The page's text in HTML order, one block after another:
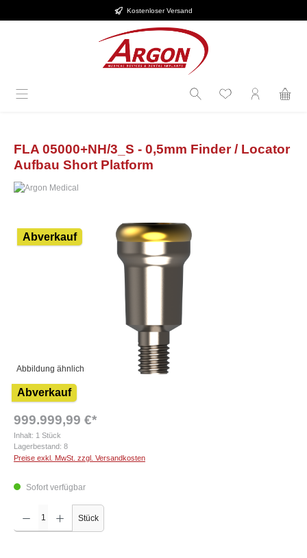
Kostenloser Versand
FLA 05000+NH/3_S - 0,5mm Finder / Locator
Aufbau Short Platform
Bildergalerie überspringen
Abverkauf
Abbildung ähnlich
Abverkauf
999.999,99 €*
Inhalt: 1 Stück
Lagerbestand: 8
Preise exkl. MwSt. zzgl. Versandkosten
Sofort verfügbar
Produkt Anzahl: Gib den gewünschten Wert ein oder benutze die Schaltflächen um die
Stück